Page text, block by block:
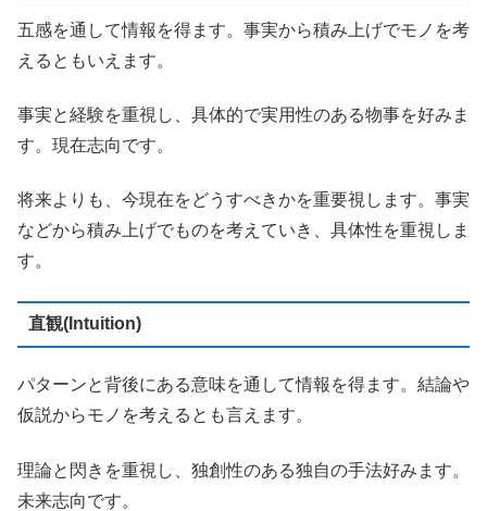
五感を通して情報を得ます。事実から積み上げでモノを考
えるともいえます。
事実と経験を重視し、具体的で実用性のある物事を好みま
す。現在志向です。
将来よりも、今現在をどうすべきかを重要視します。事実
などから積み上げでものを考えていき、具体性を重視しま
す。
直観(Intuition)
パターンと背後にある意味を通して情報を得ます。結論や
仮説からモノを考えるとも言えます。
理論と閃きを重視し、独創性のある独自の手法好みます。
未来志向です。